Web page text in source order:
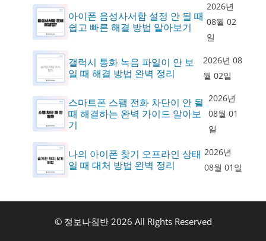
아이폰 음성사서함 설정 안 될 때
쉽고 빠른 해결 방법 알아보기
2026년
08월 02
일
갤럭시 통화 녹음 파일이 안 보
일 때 해결 방법 완벽 정리
2026년 08
월 02일
스마트폰 스팸 전화 차단이 안 될
때 해결하는 완벽 가이드 알아보
기
2026년
08월 01
일
나의 아이폰 찾기 오프라인 상태
일 때 대처 방법 완벽 정리
2026년
08월 01일
© 정보나침반 2026 All Rights Reserved